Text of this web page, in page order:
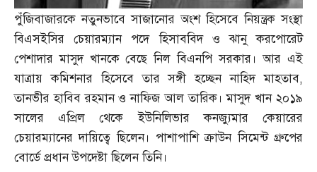
পুঁজিবাজারকে নতুনভাবে সাজানোর অংশ হিসেবে নিয়ন্ত্রক সংস্থা
বিএসইসির চেয়ারম্যান পদে হিসাববিদ ও ঝানু করপোরেট
পেশাদার মাসুদ খানকে বেছে নিল বিএনপি সরকার। আর এই
যাত্রায় কমিশনার হিসেবে তার সঙ্গী হচ্ছেন নাহিদ মাহতাব,
তানভীর হাবিব রহমান ও নাফিজ আল তারিক। মাসুদ খান ২০১৯
সালের এপ্রিল থেকে ইউনিলিভার কনজ্যুমার কেয়ারের
চেয়ারম্যানের দায়িত্বে ছিলেন। পাশাপাশি ক্রাউন সিমেন্ট গ্রুপের
বোর্ডে প্রধান উপদেষ্টা ছিলেন তিনি।